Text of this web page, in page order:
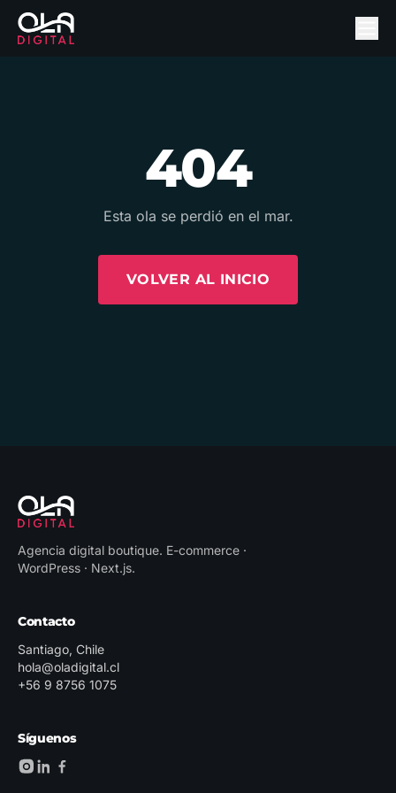
404
Esta ola se perdió en el mar.
VOLVER AL INICIO
Agencia digital boutique. E-commerce ·
WordPress · Next.js.
Contacto
Santiago, Chile
hola@oladigital.cl
+56 9 8756 1075
Síguenos